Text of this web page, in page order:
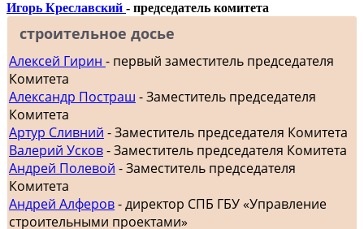
Игорь Креславский - председатель комитета
строительное досье
Алексей Гирин - первый заместитель председателя
Комитета
Александр Постраш - Заместитель председателя
Комитета
Артур Сливний - Заместитель председателя Комитета
Валерий Усков- Заместитель председателя Комитета
Андрей Полевой - Заместитель председателя
Комитета
Андрей Алферов- директор СПБ ГБУ «Управление
строительными проектами»